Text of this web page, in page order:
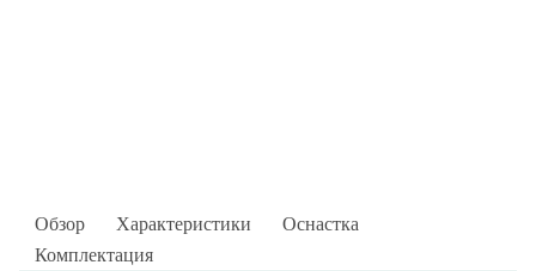
Обзор Характеристики
Оснастка
Комплектация